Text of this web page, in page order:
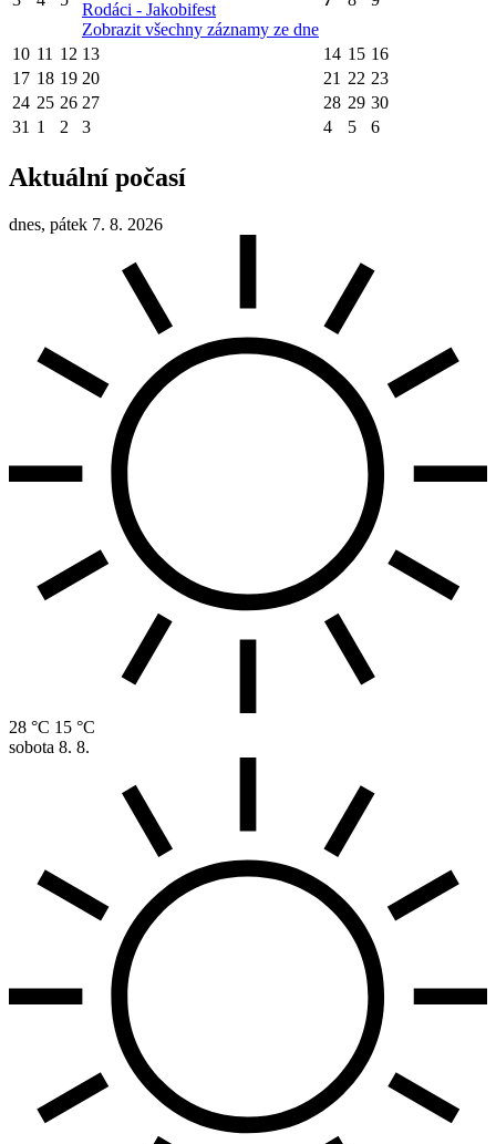
Rodáci - Jakobifest
Zobrazit všechny záznamy ze dne
10 11 12 13 14 15 16
17 18 19 20 21 22 23
24 25 26 27 28 29 30
31 1 2 3 4 5 6
Aktuální počasí
dnes, pátek 7. 8. 2026
28 °C 15 °C
sobota 8. 8.